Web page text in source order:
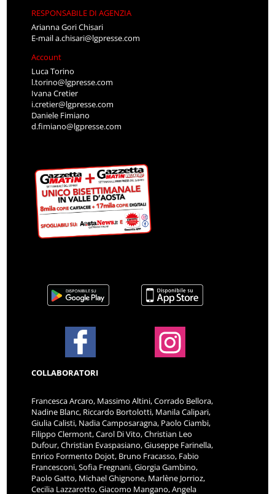
RESPONSABILE DI AGENZIA
Arianna Gori Chisari
E-maila.chisari@lgpresse.com
Account
Luca Torino
l.torino@lgpresse.com
Ivana Cretier
i.cretier@lgpresse.com
Daniele Fimiano
d.fimiano@lgpresse.com
COLLABORATORI
Francesca Arcaro, Massimo Altini, Corrado Bellora,
Nadine Blanc, Riccardo Bortolotti, Manila Calipari,
Giulia Calisti, Nadia Camposaragna, Paolo Ciambi,
Filippo Clermont, Carol Di Vito, Christian Leo
Dufour, Christian Evaspasiano, Giuseppe Farinella,
Enrico Formento Dojot, Bruno Fracasso, Fabio
Francesconi, Sofia Fregnani, Giorgia Gambino,
Paolo Gatto, Michael Ghignone, Marlène Jorrioz,
Cecilia Lazzarotto, Giacomo Mangano, Angela